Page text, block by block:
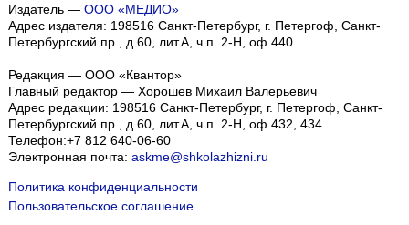
Издатель — ООО «МЕДИО»
Адрес издателя: 198516 Санкт-Петербург, г. Петергоф, Санкт-
Петербургский пр., д.60, лит.А, ч.п. 2-Н, оф.440
Редакция — ООО «Квантор»
Главный редактор — Хорошев Михаил Валерьевич
Адрес редакции: 198516 Санкт-Петербург, г. Петергоф Санкт-
Петербургский пр., д.60, лит.А, ч.п. 2-Н, оф.432, 434
Телефон:+7 812 640-06-60
Электронная почта: askme@shkolazhizni.ru
Политика конфиденциальности
Пользовательское соглашение